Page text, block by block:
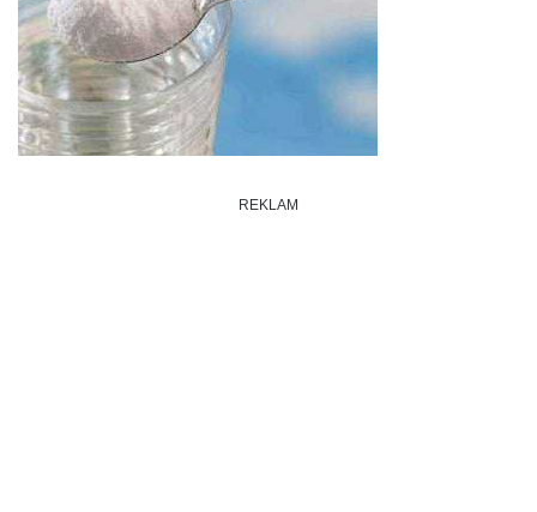
REKLAM